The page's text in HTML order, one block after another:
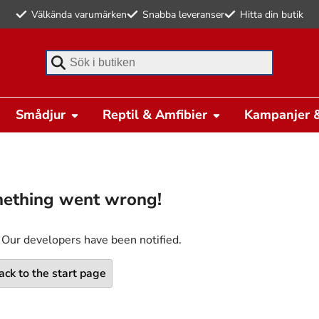
Välkända varumärken Snabba leveranser Hitta din butik
Börja skriva för att söka
Smådjur Reptil & Amfibier Kampanjer
went wrong!
developers have been notified.
to the start page